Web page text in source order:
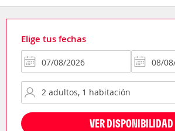
Elige tus fechas
VER DISPONIBILIDAD